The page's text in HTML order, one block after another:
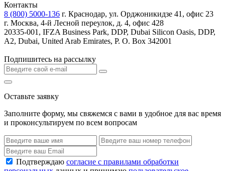
Контакты
8 (800) 5000-136 г. Краснодар, ул. Орджоникидзе 41, офис 23
г. Москва, 4-й Лесной переулок, д. 4, офис 428
20335-001, IFZA Business Park, DDP, Dubai Silicon Oasis, DDP,
A2, Dubai, United Arab Emirates, P. O. Box 342001
Подпишитесь на рассылку
Оставьте заявку
Заполните форму, мы свяжемся с вами в удобное для вас время
и проконсультируем по всем вопросам
Подтверждаю согласие с правилами обработки